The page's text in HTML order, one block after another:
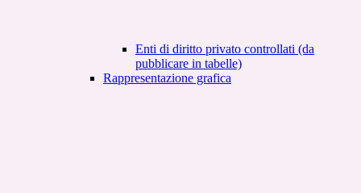
Enti di diritto privato controllati (da
pubblicare in tabelle)
Rappresentazione grafica